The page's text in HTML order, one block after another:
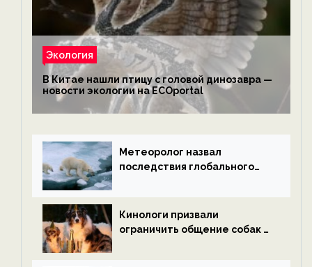
Экология
В Китае нашли птицу с головой динозавра —
новости экологии на ECOportal
Метеоролог назвал
последствия глобального
ECOportal
Кинологи призвали
ограничить общение собак с